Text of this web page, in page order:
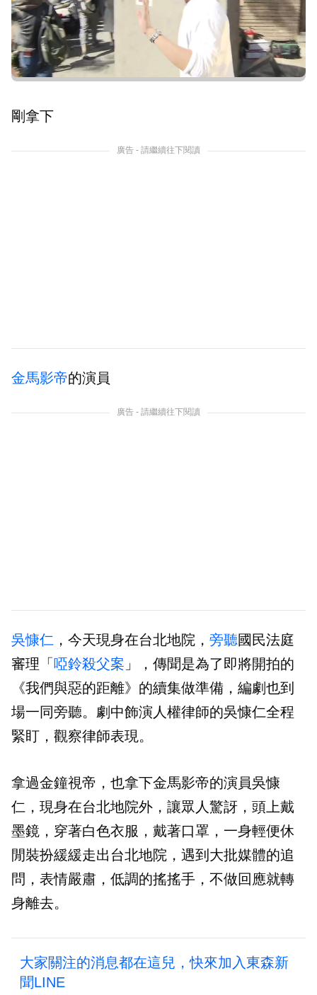
剛拿下
廣告 - 請繼續往下閱讀
金馬影帝的演員
廣告 - 請繼續往下閱讀
吳慷仁 ，今天現身在台北地院， 旁聽國民法庭
審理「 啞鈴殺父案 」，傳聞是為了即將開拍的
《我們與惡的距離》 的續集做準備，編劇也到
場一同旁聽。劇中飾演人權律師的吳慷仁全程
緊盯，觀察律師表現。
拿過金鐘視帝，也拿下金馬影帝的演員吳慷
仁，現身在台北地院外，讓眾人驚訝，頭上戴
墨鏡，穿著白色衣服，戴著口罩，一身輕便休
閒裝扮緩緩走出台北地院，遇到大批媒體的追
問，表情嚴肅，低調的搖搖手，不做回應就轉
身離去。
大家關注的消息都在這兒，快來加入東森新
聞LINE